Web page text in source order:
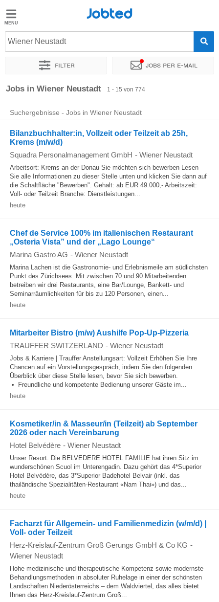
Jobted
Jobs
Jobted
Wiener Neustadt
Filter Jobs per e-mail
Sortieren nach Genauer Standort Unternehmen
Jobs in Wiener Neustadt 1 - 15 von 774
Suchergebnisse - Jobs in Wiener Neustadt
Bilanzbuchhalter:in, Vollzeit oder Teilzeit ab 25h,
Krems (m/w/d)
Squadra Personalmanagement GmbH - Wiener Neustadt
Arbeitsort: Krems an der Donau Sie möchten sich bewerben Lesen
Sie alle Informationen zu dieser Stelle unten und klicken Sie dann auf
die Schaltfläche "Bewerben". Gehalt: ab EUR 49.000,- Arbeitszeit:
Voll- oder Teilzeit Branche: Dienstleistungen...
heute
Chef de Service 100% im italienischen Restaurant
„Osteria Vista” und der „Lago Lounge“
Marina Gastro AG - Wiener Neustadt
Marina Lachen ist die Gastronomie- und Erlebnismeile am südlichsten
Punkt des Zürichsees. Mit zwischen 70 und 90 Mitarbeitenden
betreiben wir drei Restaurants, eine Bar/Lounge, Bankett- und
Seminarräumlichkeiten für bis zu 120 Personen, einen...
heute
Mitarbeiter Bistro (m/w) Aushilfe Pop-Up-Pizzeria
TRAUFFER SWITZERLAND - Wiener Neustadt
Jobs & Karriere | Trauffer Anstellungsart: Vollzeit Erhöhen Sie Ihre
Chancen auf ein Vorstellungsgespräch, indem Sie den folgenden
Überblick über diese Stelle lesen, bevor Sie sich bewerben.
• Freundliche und kompetente Bedienung unserer Gäste im...
heute
Kosmetiker/in & Masseur/in (Teilzeit) ab September
2026 oder nach Vereinbarung
Hotel Belvédère - Wiener Neustadt
Unser Resort: Die BELVEDERE HOTEL FAMILIE hat ihren Sitz im
wunderschönen Scuol im Unterengadin. Dazu gehört das 4*Superior
Hotel Belvédère, das 3*Superior Badehotel Belvair (inkl. das
thailändische Spezialitäten-Restaurant «Nam Thai») und das...
heute
Facharzt für Allgemein- und Familienmedizin (w/m/d) |
Voll- oder Teilzeit
Herz-Kreislauf-Zentrum Groß Gerungs GmbH & Co KG -
Wiener Neustadt
Hohe medizinische und therapeutische Kompetenz sowie modernste
Behandlungsmethoden in absoluter Ruhelage in einer der schönsten
Landschaften Niederösterreichs – dem Waldviertel, das alles bietet
Ihnen das Herz-Kreislauf-Zentrum Groß...